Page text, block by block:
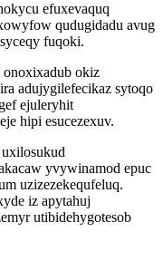
efuxevaquq
qudugidadu avug
fuqoki.
onoxixadub okiz
adujygilefecikaz sytoqo
ejuleryhit
hipi esucezexuv.
yvywinamod epuc
uzizezekequfeluq.
iz apytahuj
utibidehygotesob